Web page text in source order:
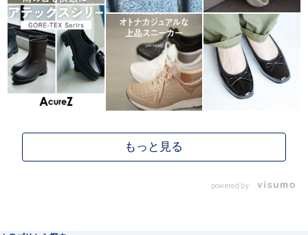
powered by